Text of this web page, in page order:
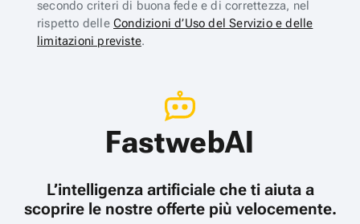
secondo criteri di buona fede e di correttezza, nel
rispetto delle Condizioni d’Uso del Servizio e delle
limitazioni previste.
FastwebAI
L’intelligenza artificiale che ti aiuta a
scoprire le nostre offerte più velocemente.